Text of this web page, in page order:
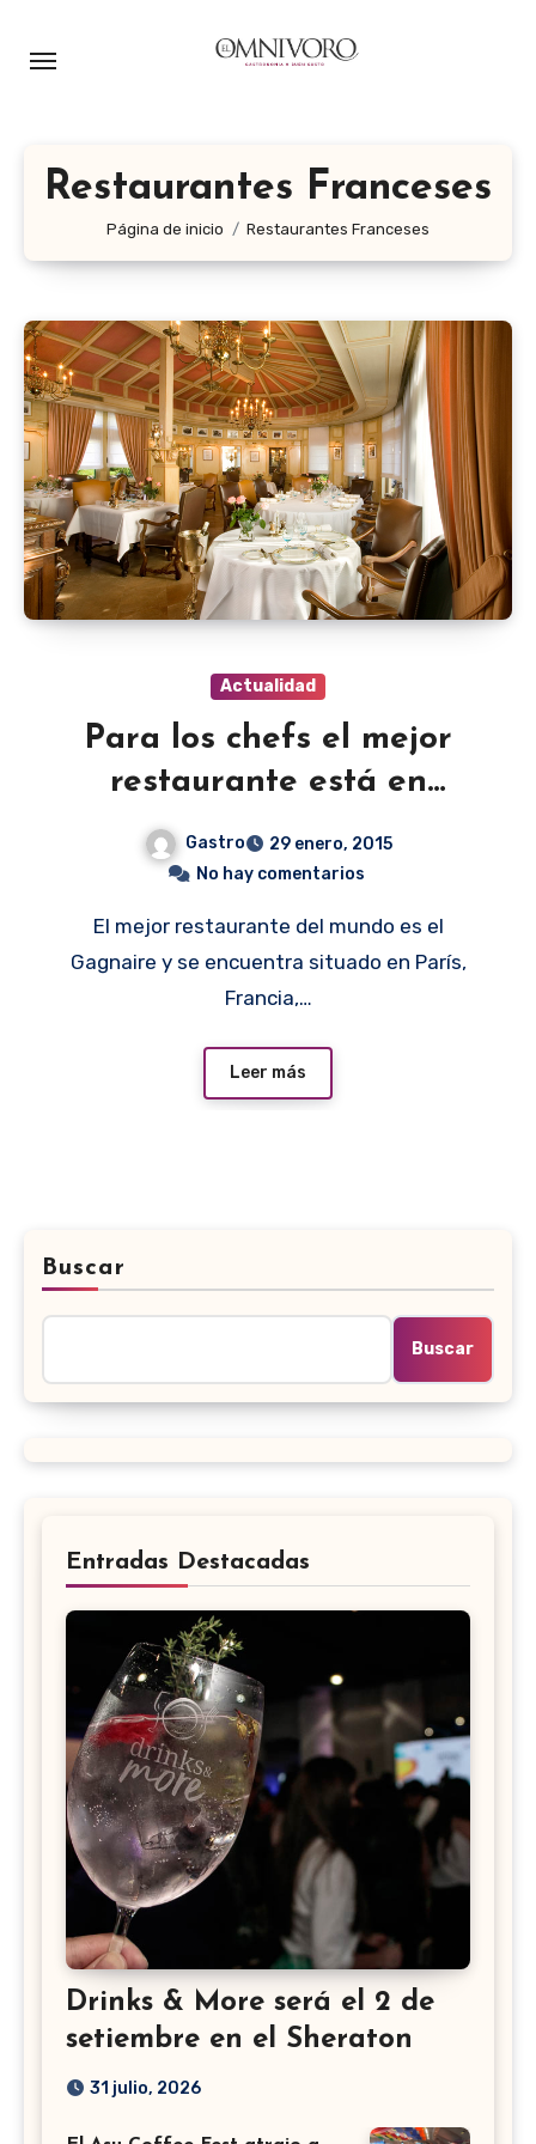
Restaurantes Franceses
Página de inicio Restaurantes Franceses
Actualidad
Para los chefs el mejor
restaurante está en
Gastro
29 enero, 2015
No hay comentarios
El mejor restaurante del mundo es el
Gagnaire y se encuentra situado en París,
Francia,…
Leer más
Buscar
Buscar
Entradas Destacadas
Drinks & More será el 2 de
setiembre en el Sheraton
31 julio, 2026